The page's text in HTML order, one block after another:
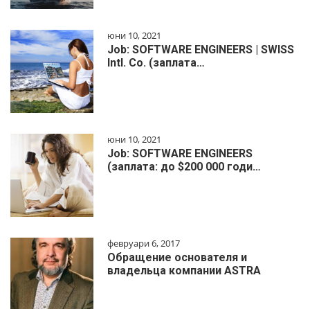
юни 10, 2021
Job: SOFTWARE ENGINEERS | SWISS
Intl. Co. (заплата…
юни 10, 2021
Job: SOFTWARE ENGINEERS
(заплата: до $200 000 годи…
февруари 6, 2017
Обращение основателя и
владельца компании ASTRA